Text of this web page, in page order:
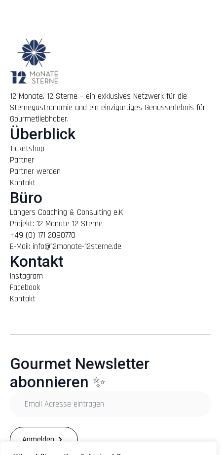
12 Monate, 12 Sterne – ein exklusives Netzwerk für die
Sternegastronomie und ein einzigartiges Genusserlebnis für
Gourmetliebhaber.
Überblick
Ticketshop
Partner
Partner werden
Kontakt
Büro
Langers Coaching & Consulting e.K
Projekt: 12 Monate 12 Sterne
+49 (0) 171 2090770
E-Mail: info@12monate-12sterne.de
Kontakt
Instagram
Facebook
Kontakt
Gourmet Newsletter
abonnieren ✨
Adresse
Anmelden